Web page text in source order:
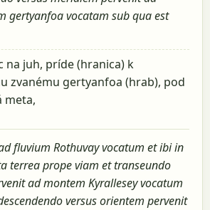
gertyanfoa vocatam sub qua est
na juh, príde (hranica) k
zvanému gertyanfoa (hrab), pod
meta,
fluvium Rothuvay vocatum et ibi in
terrea prope viam et transeundo
ad montem Kyrallesey vocatum
versus orientem pervenit